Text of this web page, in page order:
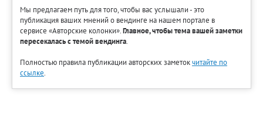
Мы предлагаем путь для того, чтобы вас услышали - это
публикация ваших мнений о вендинге на нашем портале в
сервисе «Авторские колонки».Главное, чтобы тема вашей заметки
пересекалась с темой вендинга.
Полностью правила публикации авторских заметокчитайте по
ссылке.